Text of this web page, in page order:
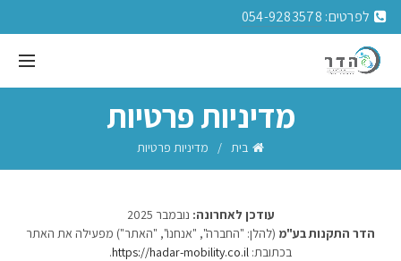
לפרטים: 054-9283578
מדיניות פרטיות
בית מדיניות פרטיות
עודכן לאחרונה: נובמבר 2025
הדר התקנות בע"מ (להלן: "החברה", "אנחנו", "האתר") מפעילה את האתר
בכתובת: https://hadar-mobility.co.il
.